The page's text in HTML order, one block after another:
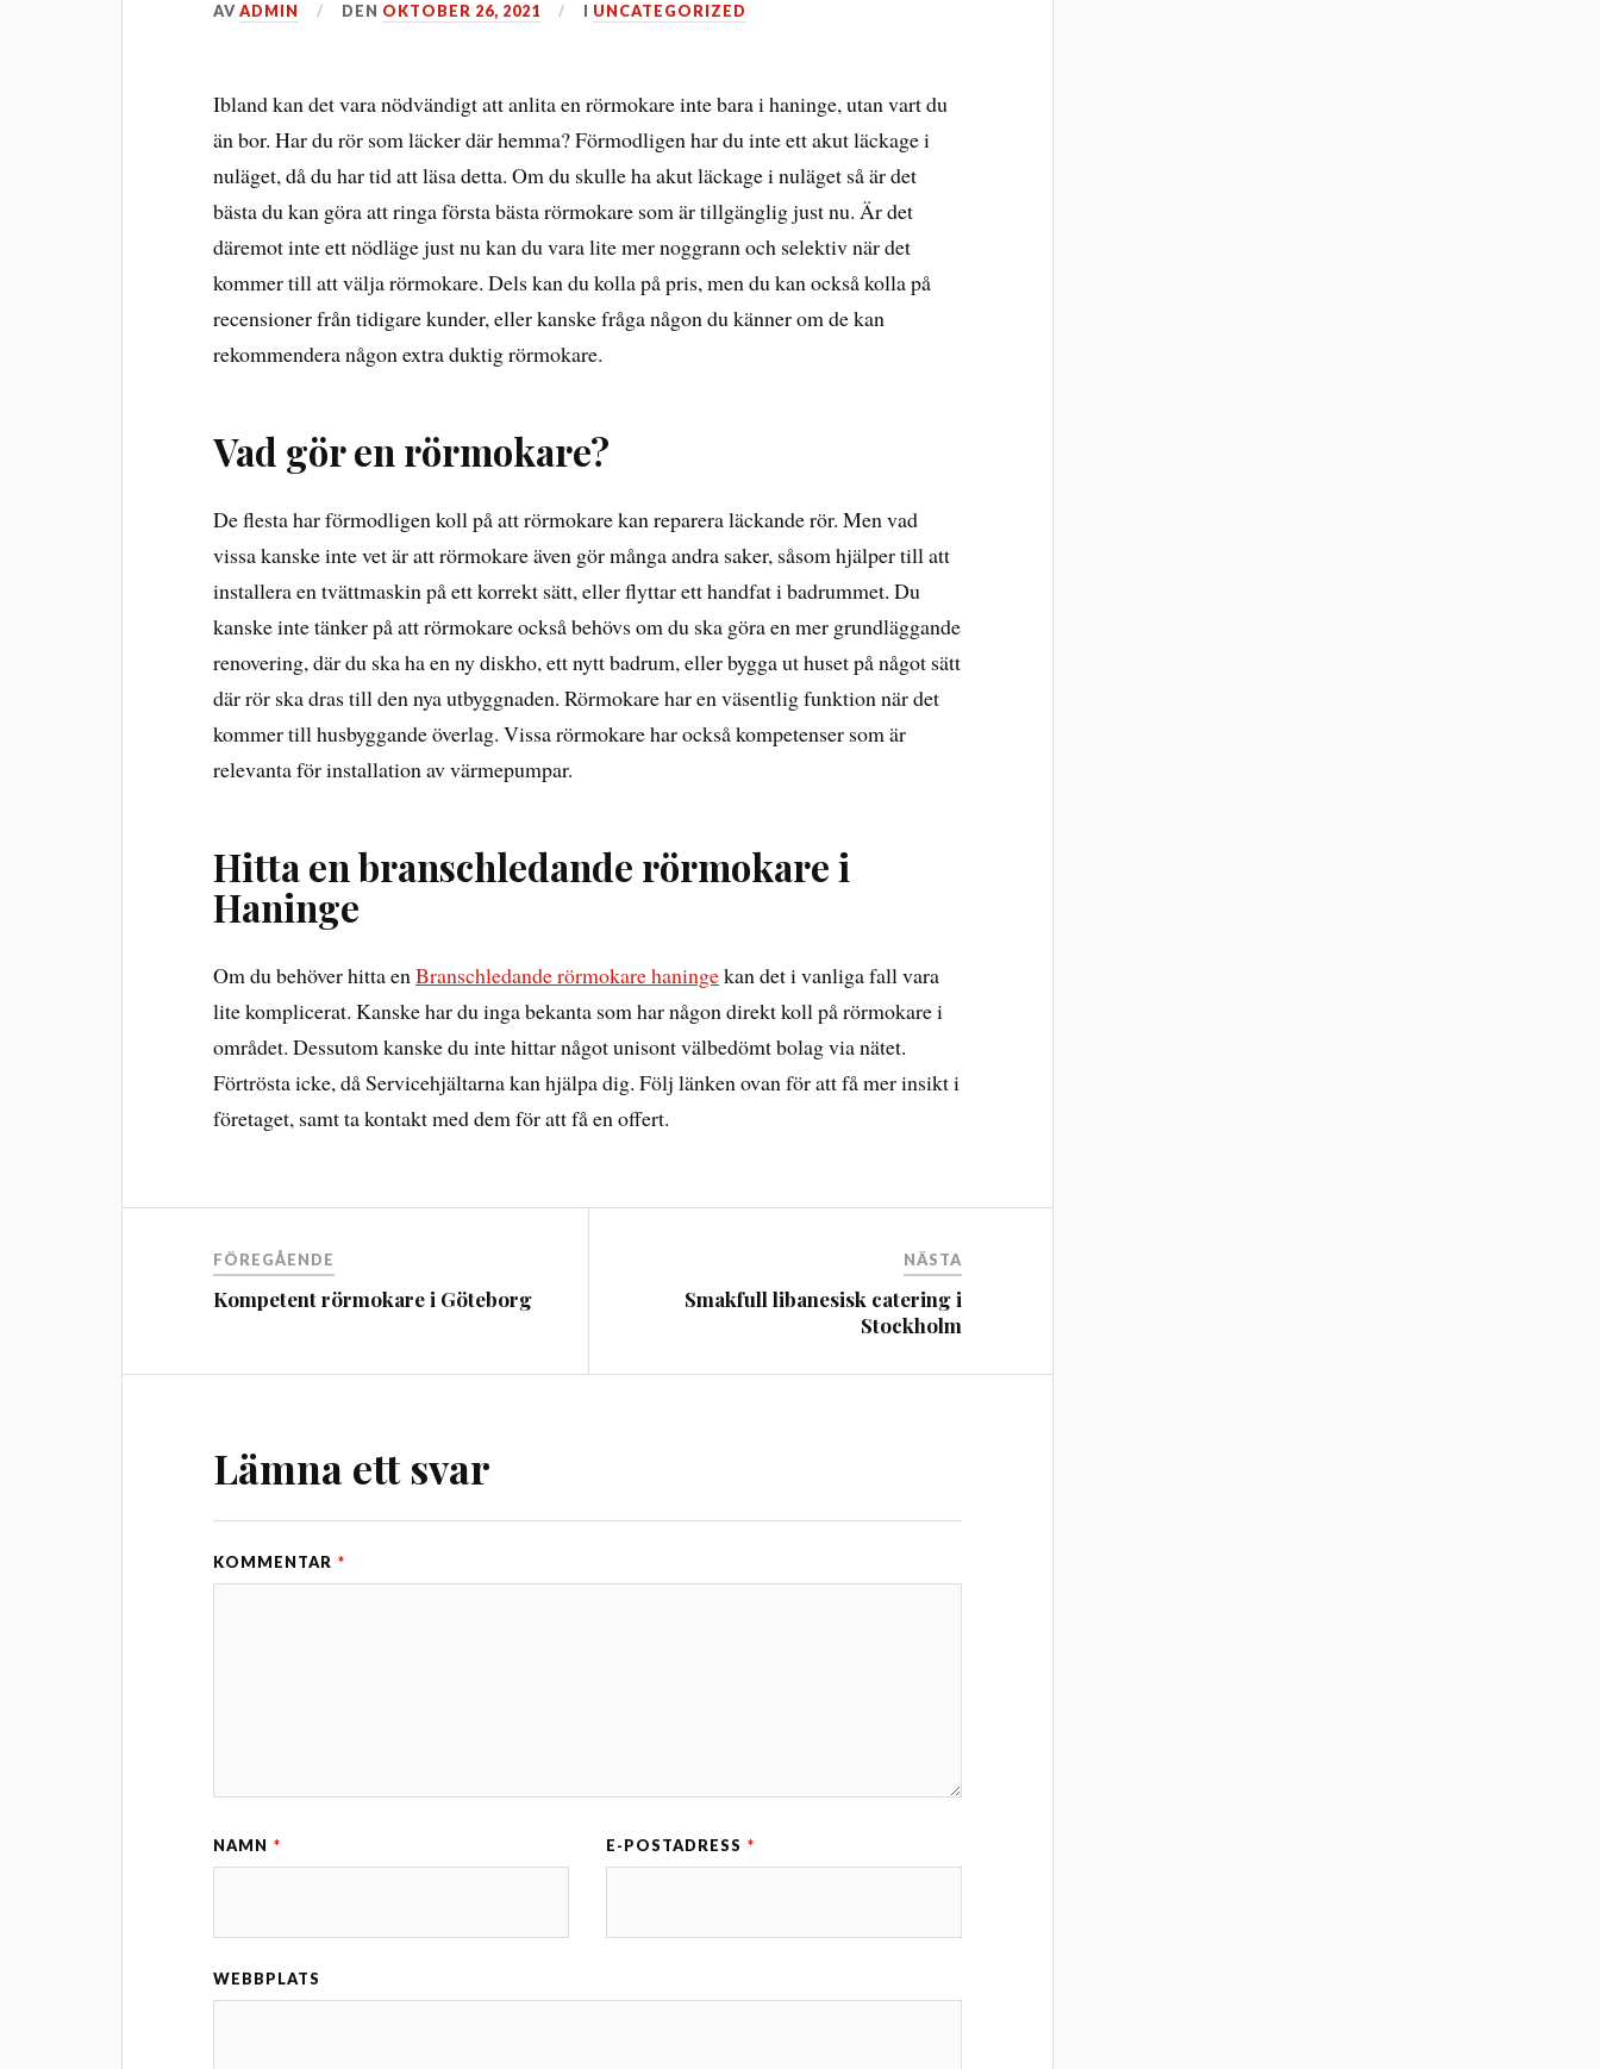
AVADMIN DEN OKTOBER 26, 2021 I UNCATEGORIZED
Ibland kan det vara nödvändigt att anlita en rörmokare inte bara i haninge, utan vart du
än bor. Har du rör som läcker där hemma? Förmodligen har du inte ett akut läckage i
nuläget, då du har tid att läsa detta. Om du skulle ha akut läckage i nuläget så är det
bästa du kan göra att ringa första bästa rörmokare som är tillgänglig just nu. Är det
däremot inte ett nödläge just nu kan du vara lite mer noggrann och selektiv när det
kommer till att välja rörmokare. Dels kan du kolla på pris, men du kan också kolla på
recensioner från tidigare kunder, eller kanske fråga någon du känner om de kan
rekommendera någon extra duktig rörmokare.
Vad gör en rörmokare?
De flesta har förmodligen koll på att rörmokare kan reparera läckande rör. Men vad
vissa kanske inte vet är att rörmokare även gör många andra saker, såsom hjälper till att
installera en tvättmaskin på ett korrekt sätt, eller flyttar ett handfat i badrummet. Du
kanske inte tänker på att rörmokare också behövs om du ska göra en mer grundläggande
renovering, där du ska ha en ny diskho, ett nytt badrum, eller bygga ut huset på något sätt
där rör ska dras till den nya utbyggnaden. Rörmokare har en väsentlig funktion när det
kommer till husbyggande överlag. Vissa rörmokare har också kompetenser som är
relevanta för installation av värmepumpar.
Hitta en branschledande rörmokare i
Haninge
Om du behöver hitta enBranschledande rörmokare haningekan det i vanliga fall vara
lite komplicerat. Kanske har du inga bekanta som har någon direkt koll på rörmokare i
området. Dessutom kanske du inte hittar något unisont välbedömt bolag via nätet.
Förtrösta icke, då Servicehjältarna kan hjälpa dig. Följ länken ovan för att få mer insikt i
företaget, samt ta kontakt med dem för att få en offert.
FÖREGÅENDE
Kompetent rörmokare i Göteborg
NÄSTA
Smakfull libanesisk catering i
Stockholm
Lämna ett svar
KOMMENTAR *
NAMN * E-POSTADRESS *
WEBBPLATS